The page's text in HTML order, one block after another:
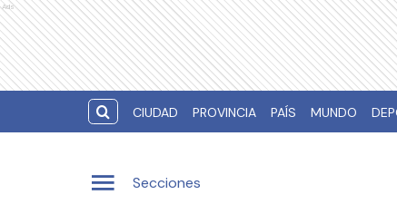
Ads
CIUDAD PROVINCIA PAÍS MUNDO
Secciones